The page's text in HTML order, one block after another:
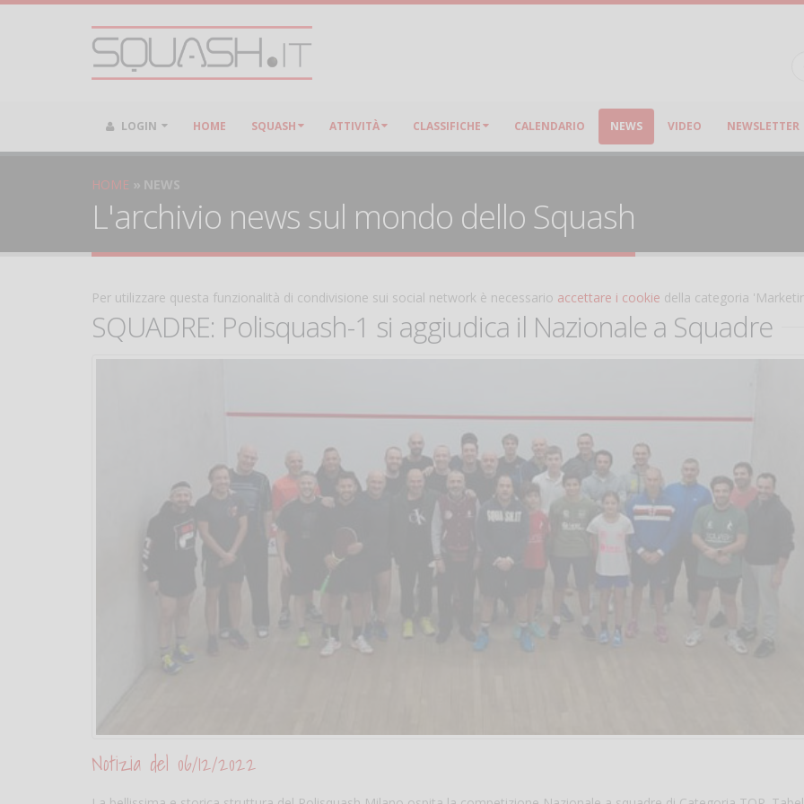
LOGIN HOME SQUASH ATTIVITÀ CLASSIFICHE CALENDARIO NEWS VIDEO NEWSLETTER
HOME NEWS
L'archivio news sul mondo dello Squash
Per utilizzare questa funzionalità di condivisione sui social network è necessario accettare i cookie della categoria
SQUADRE: Polisquash-1 si aggiudica il Nazionale a Squadre
Notizia del 06/12/2022